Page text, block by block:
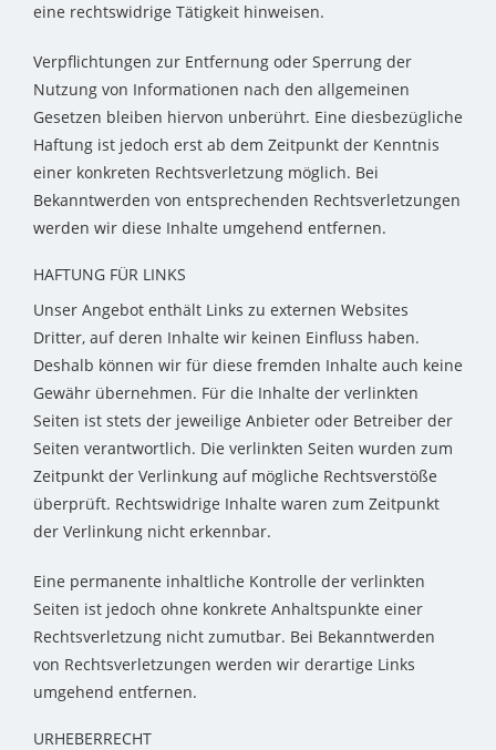
eine rechtswidrige Tätigkeit hinweisen.
Verpflichtungen zur Entfernung oder Sperrung der
Nutzung von Informationen nach den allgemeinen
Gesetzen bleiben hiervon unberührt. Eine diesbezügliche
Haftung ist jedoch erst ab dem Zeitpunkt der Kenntnis
einer konkreten Rechtsverletzung möglich. Bei
Bekanntwerden von entsprechenden Rechtsverletzungen
werden wir diese Inhalte umgehend entfernen.
HAFTUNG FÜR LINKS
Unser Angebot enthält Links zu externen Websites
Dritter, auf deren Inhalte wir keinen Einfluss haben.
Deshalb können wir für diese fremden Inhalte auch keine
Gewähr übernehmen. Für die Inhalte der verlinkten
Seiten ist stets der jeweilige Anbieter oder Betreiber der
Seiten verantwortlich. Die verlinkten Seiten wurden zum
Zeitpunkt der Verlinkung auf mögliche Rechtsverstöße
überprüft. Rechtswidrige Inhalte waren zum Zeitpunkt
der Verlinkung nicht erkennbar.
Eine permanente inhaltliche Kontrolle der verlinkten
Seiten ist jedoch ohne konkrete Anhaltspunkte einer
Rechtsverletzung nicht zumutbar. Bei Bekanntwerden
von Rechtsverletzungen werden wir derartige Links
umgehend entfernen.
URHEBERRECHT